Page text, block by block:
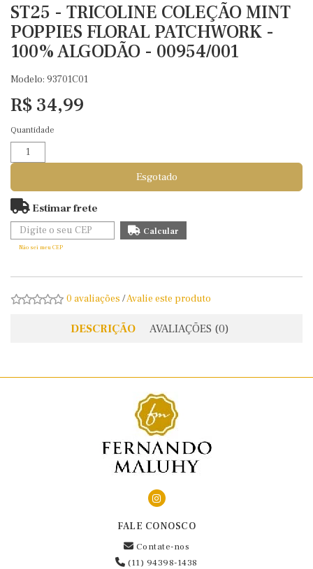
ST25 - TRICOLINE COLEÇÃO MINT
POPPIES FLORAL PATCHWORK -
100% ALGODÃO - 00954/001
Modelo: 93701C01
R$ 34,99
Quantidade
Esgotado
Estimar frete
Não sei meu CEP
0 avaliações /Avalie este produto
DESCRIÇÃO AVALIAÇÕES (0)
FALE CONOSCO
Contate-nos
(11) 94398-1438